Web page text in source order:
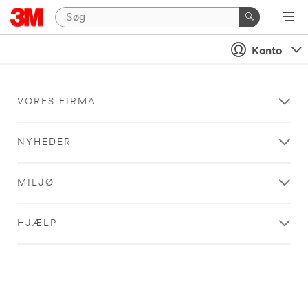
Konto
VORES FIRMA
NYHEDER
MILJØ
HJÆLP